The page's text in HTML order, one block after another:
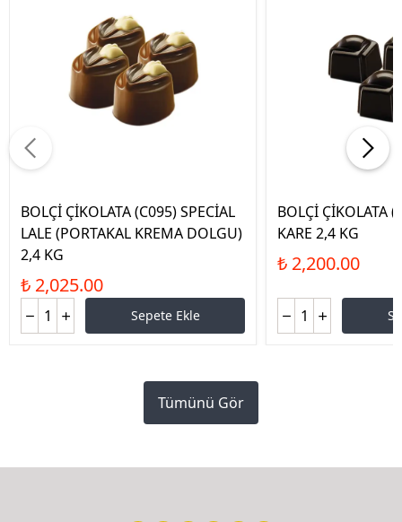
BOLÇİ ÇİKOLATA (C095) SPECİAL
LALE (PORTAKAL KREMA DOLGU)
2,4 KG
₺ 2,025.00
Sepete Ekle
BOLÇİ ÇİKOLATA
KARE 2,4 KG
₺ 2,200.00
Tümünü Gör